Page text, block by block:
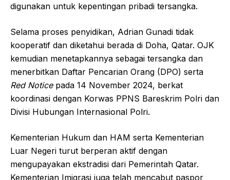
digunakan untuk kepentingan pribadi tersangka.
Selama proses penyidikan, Adrian Gunadi tidak
kooperatif dan diketahui berada di Doha, Qatar. OJK
kemudian menetapkannya sebagai tersangka dan
menerbitkan Daftar Pencarian Orang (DPO) serta
Red Noticepada 14 November 2024, berkat
koordinasi dengan Korwas PPNS Bareskrim Polri dan
Divisi Hubungan Internasional Polri.
Kementerian Hukum dan HAM serta Kementerian
Luar Negeri turut berperan aktif dengan
mengupayakan ekstradisi dari Pemerintah Qatar.
Kementerian Imigrasi juga telah mencabut paspor